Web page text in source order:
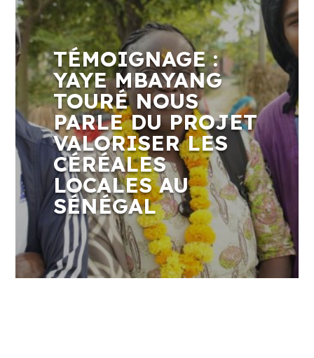
TÉMOIGNAGE :
YAYE MBAYANG
TOURÉ NOUS
PARLE DU PROJET
VALORISER LES
CÉRÉALES
LOCALES AU
SÉNÉGAL